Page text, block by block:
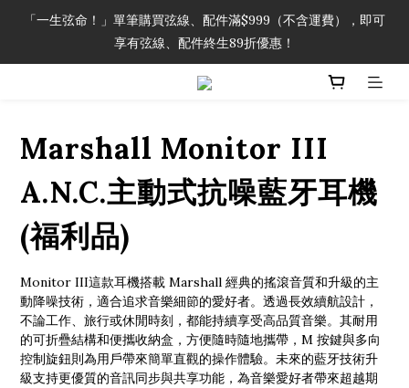
「一生弦命！」單筆購買弦線、配件滿$999（不含運費），即可
享有弦線、配件終生89折優惠！
「一生弦命！」單筆購買弦線、配件滿$999（不含運費），即可
享有弦線、配件終生89折優惠！
加入會員即領2000元購物金。 加入購物車查看更多折扣！
「一生弦命！」單筆購買弦線、配件滿$999（不含運費），即可
Marshall Monitor III
A.N.C.主動式抗噪藍牙耳機
(福利品)
Monitor III這款耳機搭載 Marshall 經典的搖滾音質和升級的主
動降噪技術，適合追求音樂細節的愛好者。透過長效續航設計，
不論工作、旅行或休閒時刻，都能持續享受高品質音樂。其耐用
的可折疊結構和便攜收納盒，方便隨時隨地攜帶，M 按鍵與多向
控制旋鈕則為用戶帶來簡單直觀的操作體驗。未來的藍牙技術升
級支持更優質的音訊同步與共享功能，為音樂愛好者帶來超越期